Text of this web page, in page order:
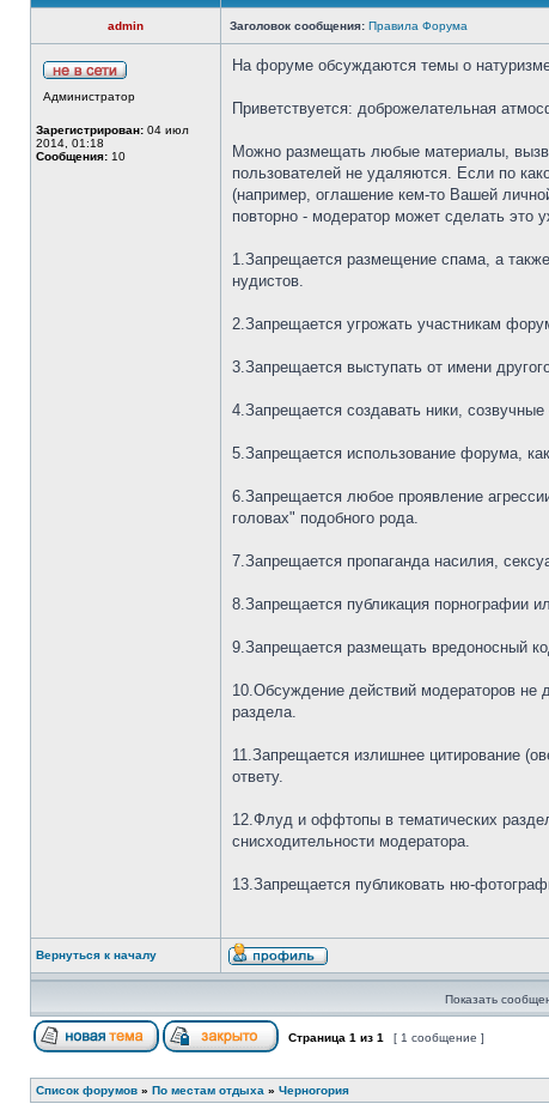
admin Заголовок сообщения: Правила Форума
Администратор
Зарегистрирован: 04 июл
2014, 01:18
Сообщения: 10
На форуме обсуждаются темы о
Приветствуется: доброжелательная
Можно размещать любые материалы,
пользователей не удаляются. Если по
(например, оглашение кем-то Вашей
повторно - модератор может сделать это
1.Запрещается размещение спама, а
нудистов.
2.Запрещается угрожать участникам
3.Запрещается выступать от имени
4.Запрещается создавать ники,
5.Запрещается использование форума,
6.Запрещается любое проявление
головах" подобного рода.
7.Запрещается пропаганда насилия,
8.Запрещается публикация порнографии
9.Запрещается размещать вредоносный
10.Обсуждение действий модераторов не
раздела.
11.Запрещается излишнее цитирование
ответу.
12.Флуд и оффтопы в тематических
снисходительности модератора.
13.Запрещается публиковать ню-
Вернуться к началу
Показать
Страница 1 из 1 [ 1 сообщение ]
Список форумов » По местам отдыха » Черногория